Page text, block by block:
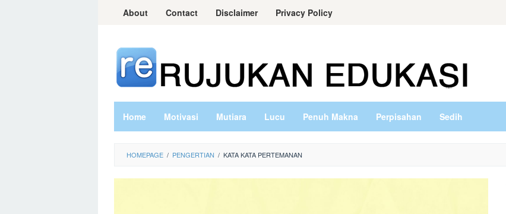
About Contact Disclaimer Privacy Policy
Home Motivasi Mutiara Lucu Penuh Makna Perpisahan Sedih
HOMEPAGE / PENGERTIAN / KATA KATA PERTEMANAN